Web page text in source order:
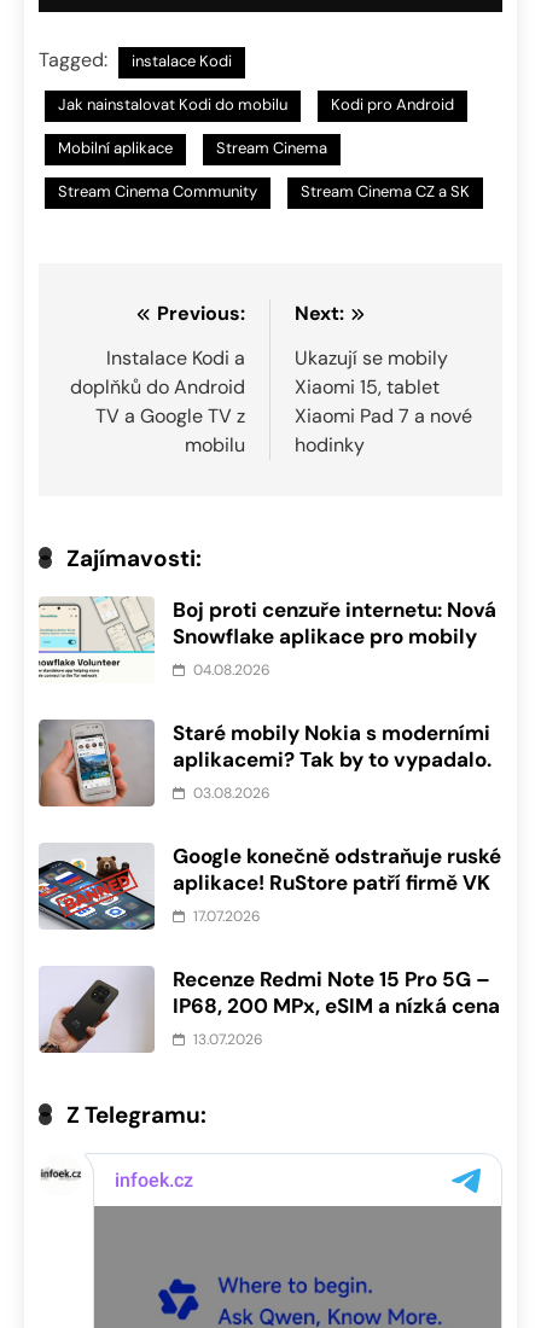
Tagged: instalace Kodi
Jak nainstalovat Kodi do mobilu Kodi pro Android
Mobilní aplikace Stream Cinema
Stream Cinema Community Stream Cinema CZ a SK
Navigace
pro
příspěvek
Previous:
Instalace Kodi a
doplňků do Android
TV a Google TV z
mobilu
Next:
Ukazují se mobily
Xiaomi 15, tablet
Xiaomi Pad 7 a nové
hodinky
Zajímavosti:
Boj proti cenzuře internetu: Nová
Snowflake aplikace pro mobily
04.08.2026
Staré mobily Nokia s moderními
aplikacemi? Tak by to vypadalo.
03.08.2026
Google konečně odstraňuje ruské
aplikace! RuStore patří firmě VK
17.07.2026
Recenze Redmi Note 15 Pro 5G –
IP68, 200 MPx, eSIM a nízká cena
13.07.2026
Z Telegramu: